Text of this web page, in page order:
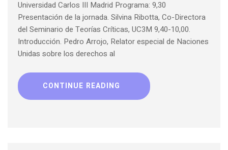
Universidad Carlos III Madrid Programa: 9,30
Presentación de la jornada. Silvina Ribotta, Co-Directora
del Seminario de Teorías Críticas, UC3M 9,40-10,00.
Introducción. Pedro Arrojo, Relator especial de Naciones
Unidas sobre los derechos al
CONTINUE READING